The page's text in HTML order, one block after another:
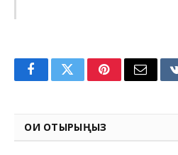
FacebookTwitterPinterestEmail
ОҚИ ОТЫРЫҢЫЗ